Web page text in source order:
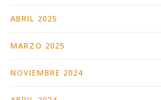
ABRIL 2025
MARZO 2025
NOVIEMBRE 2024